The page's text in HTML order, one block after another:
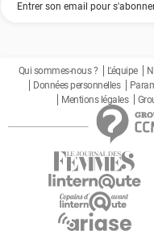
Qui sommes-nous ? L'équipe
Données personnelles
Mentions légales